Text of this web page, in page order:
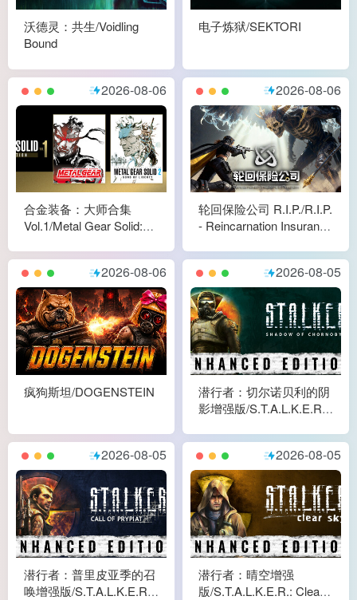
沃德灵：共生/Voidling
Bound
电子炼狱/SEKTORI
2026-08-06
合金装备：大师合集
Vol.1/Metal Gear Solid:
2026-08-06
轮回保险公司 R.I.P./R.I.P.
- Reincarnation Insurance
2026-08-06
疯狗斯坦/DOGENSTEIN
2026-08-05
潜行者：切尔诺贝利的阴
影增强版/S.T.A.L.K.E.R.:
Enhanced Edition
2026-08-05
潜行者：普里皮亚季的召
唤增强版/S.T.A.L.K.E.R.:
2026-08-05
潜行者：晴空增强
版/S.T.A.L.K.E.R.: Clear